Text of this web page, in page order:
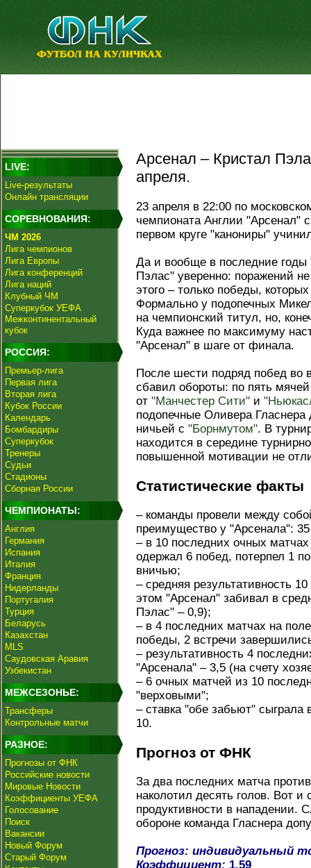
LIVE:
Live-результаты
Онлайн трансляции
СОРЕВНОВАНИЯ:
ЧМ 2026
Лига чемпионов
Лига Европы
Лига конференций
Лига наций
Клубный ЧМ
Суперкубок УЕФА
Межконтинентальный
кубок
РОССИЯ:
Премьер-лига
Первая лига
Вторая лига
Кубок России
Календарь
Бомбардиры
Суперкубок
Тренеры
Судьи
Стадионы
Сборная России
ЧЕМПИОНАТЫ:
Англия
Германия
Испания
Италия
Франция
Нидерланды
Португалия
Турция
Беларусь
Казахстан
MLS
Саудовская Аравия
Узбекистан
МЕЖСЕЗОНЬЕ:
Трансферы
Контрольные матчи
РАЗНОЕ:
Прогнозы от ФНК
Российские новости
Мировые Новости
Коэффициенты УЕФА
Голосование
Поиск
Вакансии
Новый Форум
Старый Форум
Арсенал – Кристал
апреля.
23 апреля в 22:00 по
чемпионата Англии "Арсенал"
первом круге "канониры"
Да и вообще в последние годы
Пэлас" уверенно: поражений
этого – только победы,
Формально у подопечных
на чемпионский титул, но,
Куда важнее по максимуму
"Арсенал" в шаге от финала.
После шести подряд побед во
сбавил обороты: по пять
от "Манчестер Сити" и
подопечные Оливера Гласнера
ничьей с "Борнмутом". В
находится в середине
повышенной мотивации не
Статистические факты
– команды провели между
преимущество у "Арсенала":
– в 10 последних очных
одержал 6 побед, потерпел 1
вничью;
– средняя результативность
этом "Арсенал" забивал в
Пэлас" – 0,9);
– в 4 последних матчах на
победы, 2 встречи
– результативность 4
"Арсенала" – 3,5 (на счету
– 6 очных матчей из 10
"верховыми";
– ставка "обе забьют"
10.
Прогноз от ФНК
За два последних матча
наколотил десять голов. Вот
продуктивности в нападении.
обороне команда Гласнера
Прогноз: индивидуальный
Коэффициент: 1,59